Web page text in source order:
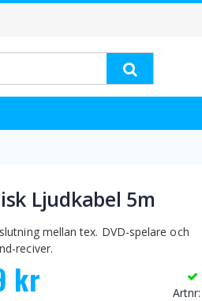
Ljudkabel 5m
mellan tex. DVD-spelare och
reciver.
kr
Artnr